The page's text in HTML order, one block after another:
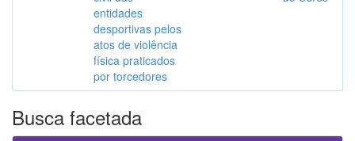
entidades
desportivas pelos
atos de violência
física praticados
por torcedores
Busca facetada